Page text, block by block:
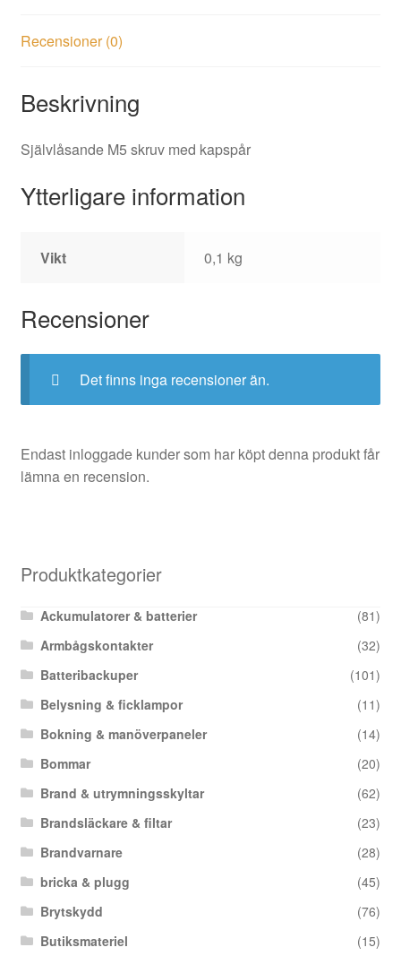
Recensioner (0)
Beskrivning
Självlåsande M5 skruv med kapspår
Ytterligare information
Vikt 0,1 kg
Recensioner
Det finns inga recensioner än.
Endast inloggade kunder som har köpt denna produkt får
lämna en recension.
Produktkategorier
Ackumulatorer & batterier
(81)
Armbågskontakter
(32)
Batteribackuper
(101)
Belysning & ficklampor
(11)
Bokning & manöverpaneler
(14)
Bommar
(20)
Brand & utrymningsskyltar
(62)
Brandsläckare & filtar
(23)
Brandvarnare
(28)
bricka & plugg
(45)
Brytskydd
(76)
Butiksmateriel
(15)